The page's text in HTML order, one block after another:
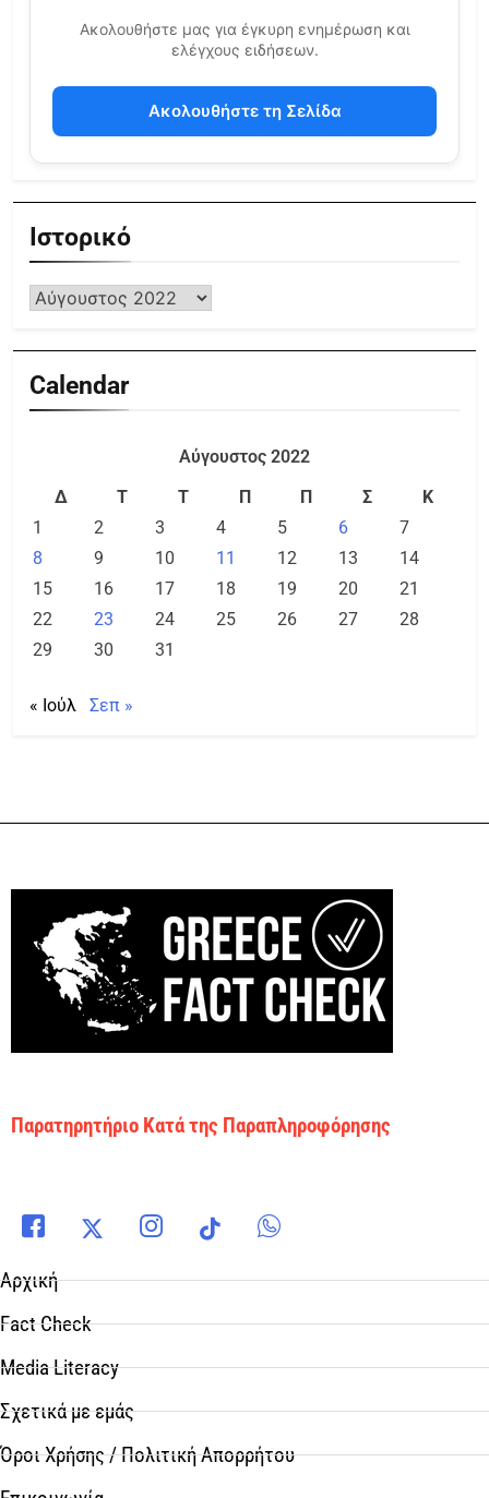
Ακολουθήστε μας για έγκυρη ενημέρωση και
ελέγχους ειδήσεων.
Ακολουθήστε τη Σελίδα
Ιστορικό
Calendar
Αύγουστος 2022
Δ
Τ Τ Π Π Σ
Κ
1
2 3 4 5 6
7
8
9 10 11 12 13
14
15
16 17 18 19 20
21
22
23 24 25 26 27
28
29
30 31
« Ιούλ Σεπ »
Παρατηρητήριο Κατά της Παραπληροφόρησης
Αρχική
Fact Check
Media Literacy
Σχετικά με εμάς
Όροι Χρήσης / Πολιτική Απορρήτου